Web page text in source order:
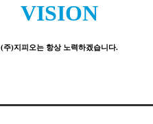
VISION
(주)지피오는 항상 노력하겠습니다.